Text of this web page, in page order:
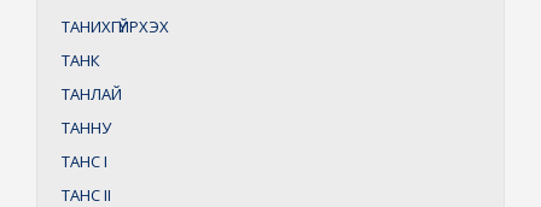
ТАНИХГҮЙРХЭХ
ТАНК
ТАНЛАЙ
ТАННУ
ТАНСI
ТАНСII